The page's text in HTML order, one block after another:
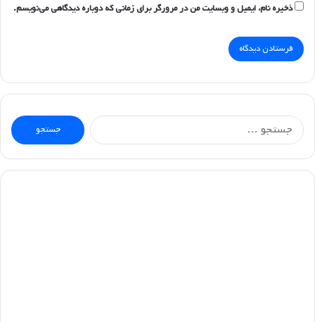
ذخیره نام، ایمیل و وبسایت من در مرورگر برای زمانی که دوباره دیدگاهی می‌نویسم.
جستجو
برای: